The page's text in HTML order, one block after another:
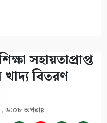
সহায়তাপ্রাপ্ত
বিতরণ
৬:০৮ অপরাহ্ণ